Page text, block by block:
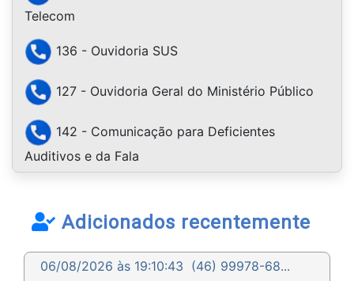
Telecom
136 - Ouvidoria SUS
127 - Ouvidoria Geral do Ministério Público
142 - Comunicação para Deficientes
Auditivos e da Fala
Adicionados recentemente
06/08/2026 às 19:10:43 (46) 99978-68...